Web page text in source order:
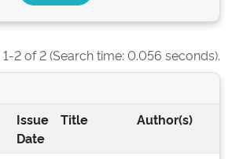
1-2 of 2 (Search time: 0.056 seconds).
Issue
Date
Title Author(s)